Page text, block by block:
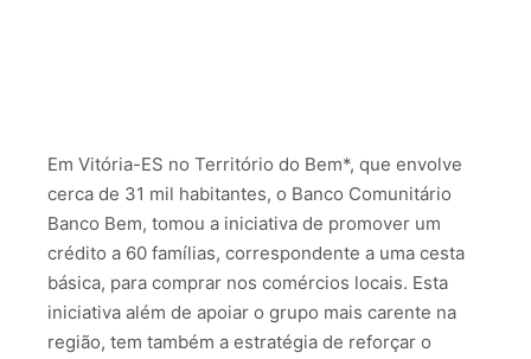
Em Vitória-ES no Território do Bem*, que envolve
cerca de 31 mil habitantes, o Banco Comunitário
Banco Bem, tomou a iniciativa de promover um
crédito a 60 famílias, correspondente a uma cesta
básica, para comprar nos comércios locais. Esta
iniciativa além de apoiar o grupo mais carente na
região, tem também a estratégia de reforçar o